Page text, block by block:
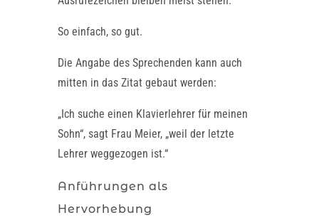
So einfach, so gut.
Die Angabe des Sprechenden kann auch
mitten in das Zitat gebaut werden:
„Ich suche einen Klavierlehrer für meinen
Sohn“, sagt Frau Meier, „weil der letzte
Lehrer weggezogen ist.“
Anführungen als
Hervorhebung